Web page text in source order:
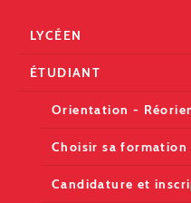
LYCÉEN
ÉTUDIANT
Orientation -
Choisir sa formation
Candidature et